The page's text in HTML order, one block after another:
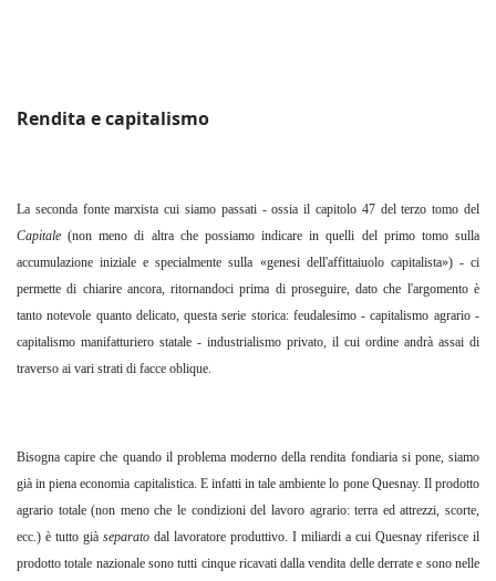
Rendita e capitalismo
La seconda fonte marxista cui siamo passati - ossia il capitolo 47 del terzo tomo del
Capitale(non meno di altra che possiamo indicare in quelli del primo tomo sulla
accumulazione iniziale e specialmente sulla «genesi dell'affittaiuolo capitalista») - ci
permette di chiarire ancora, ritornandoci prima di proseguire, dato che l'argomento è
tanto notevole quanto delicato, questa serie storica: feudalesimo - capitalismo agrario -
capitalismo manifatturiero statale - industrialismo privato, il cui ordine andrà assai di
traverso ai vari strati di facce oblique.
Bisogna capire che quando il problema moderno della rendita fondiaria si pone, siamo
già in piena economia capitalistica. E infatti in tale ambiente lo pone Quesnay. Il prodotto
agrario totale (non meno che le condizioni del lavoro agrario: terra ed attrezzi, scorte,
ecc.) è tutto già separato dal lavoratore produttivo. I miliardi a cui Quesnay riferisce il
prodotto totale nazionale sono tutti cinque ricavati dalla vendita delle derrate e sono nelle